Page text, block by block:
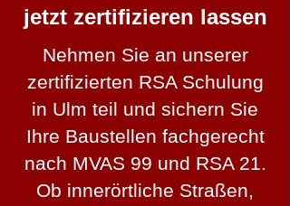
jetzt zertifizieren lassen
Nehmen Sie an unserer
zertifizierten RSA Schulung
in Ulm teil und sichern Sie
Ihre Baustellen fachgerecht
nach MVAS 99 und RSA 21.
Ob innerörtliche Straßen,